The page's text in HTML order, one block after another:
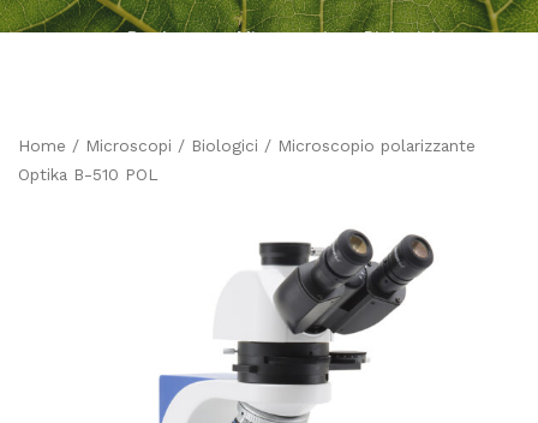
→Products→Microscopi→Biologici→
Home / Microscopi / Biologici / Microscopio polarizzante
Optika B-510 POL